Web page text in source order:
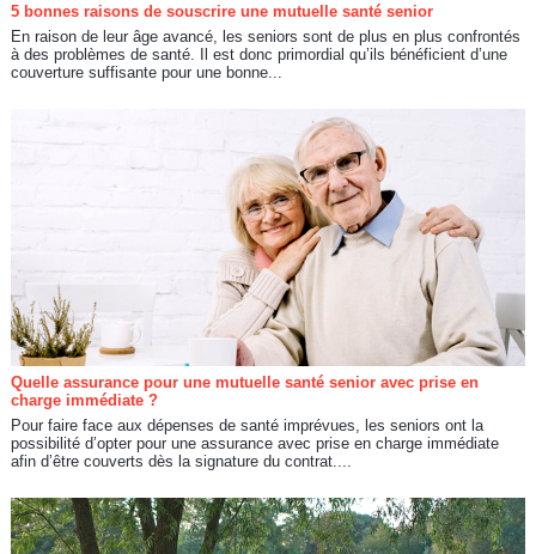
5 bonnes raisons de souscrire une mutuelle santé senior
En raison de leur âge avancé, les seniors sont de plus en plus confrontés
à des problèmes de santé. Il est donc primordial qu’ils bénéficient d’une
couverture suffisante pour une bonne...
Quelle assurance pour une mutuelle santé senior avec prise en
charge immédiate ?
Pour faire face aux dépenses de santé imprévues, les seniors ont la
possibilité d’opter pour une assurance avec prise en charge immédiate
afin d’être couverts dès la signature du contrat....